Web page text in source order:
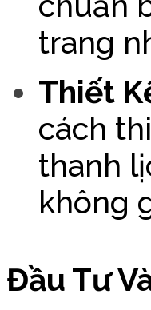
trang
Thiết
cách
thanh
không
Đầu Tư